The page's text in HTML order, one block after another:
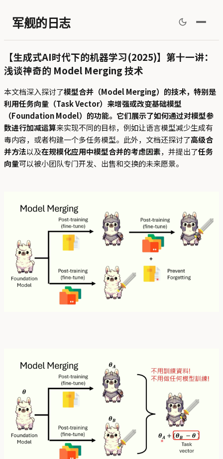
军舰的日志
【生成式AI时代下的机器学习(2025)】第十一讲：
浅谈神奇的 Model Merging 技术
本文档深入探讨了模型合并（Model Merging） 的技术，特别是
利用任务向量（Task Vector） 来增强或改变基础模型
（Foundation Model） 的功能。它们展示了如何通过对模型参
数进行加减运算来实现不同的目标，例如让语言模型减少生成有
毒内容，或者构建一个多任务模型。此外，文档还探讨了高级合
并方法以及在规模化应用中模型合并的考虑因素，并提出了任务
向量可以被小团队专门开发、出售和交换的未来愿景。